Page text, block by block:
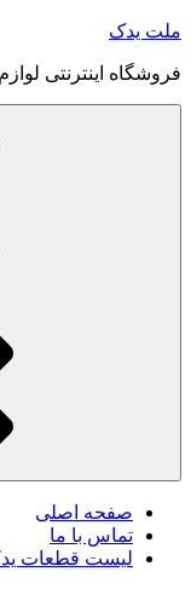
رفتن
محتوا
ملت یدک
فروشگاه اینترنتی
صفحه اصلی
تماس با ما
لیست قطعات